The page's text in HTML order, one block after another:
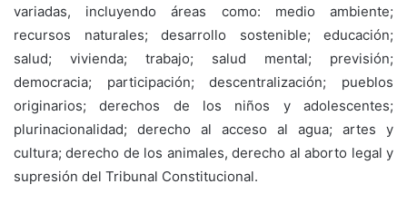
variadas, incluyendo áreas como: medio ambiente;
recursos naturales; desarrollo sostenible; educación;
salud; vivienda; trabajo; salud mental; previsión;
democracia; participación; descentralización; pueblos
originarios; derechos de los niños y adolescentes;
plurinacionalidad; derecho al acceso al agua; artes y
cultura; derecho de los animales, derecho al aborto legal y
supresión del Tribunal Constitucional.